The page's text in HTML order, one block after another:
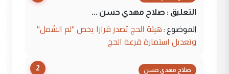
التعليق : صلاح مهدي حسن ...
الموضوع : هيئة الحج تصدر قرارا يخص "لم الشمل"
وتعديل استمارة قرعة الحج
2 صلاح مهدي حسن